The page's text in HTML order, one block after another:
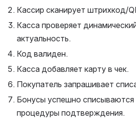
Кассир сканирует штрихкод/
Касса проверяет
актуальность.
Код валиден.
Касса добавляет карту в чек.
Покупатель запрашивает
Бонусы успешно списываются
процедуры подтверждения.